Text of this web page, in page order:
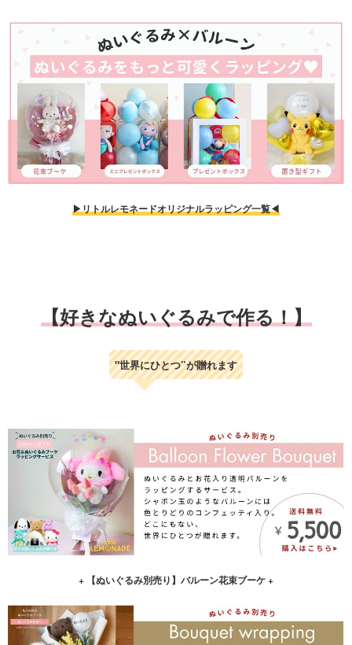
▶リトルレモネードオリジナルラッピング一覧◀
【好きなぬいぐるみで作る！】
"世界にひとつ”が贈れます
+ 【ぬいぐるみ別売り】バルーン花束ブーケ +